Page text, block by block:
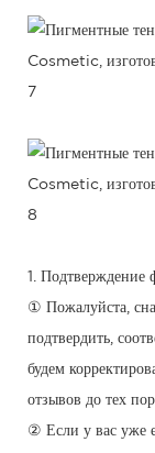
1. Подтверждение
① Пожалуйста,
подтвердить,
будем
отзывов до тех
② Если у вас уже